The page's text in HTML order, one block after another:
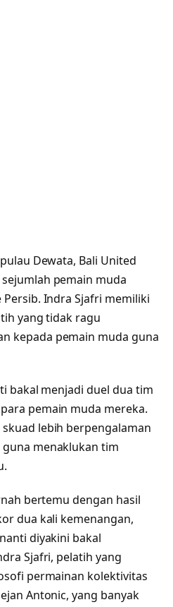
Dewata, Bali United
pemain muda
Indra Sjafri memiliki
yang tidak ragu
kepada pemain muda guna
bakal menjadi duel dua tim
pemain muda mereka.
lebih berpengalaman
menaklukan tim
bertemu dengan hasil
dua kali kemenangan,
diyakini bakal
Sjafri, pelatih yang
permainan kolektivitas
Antonic, yang banyak